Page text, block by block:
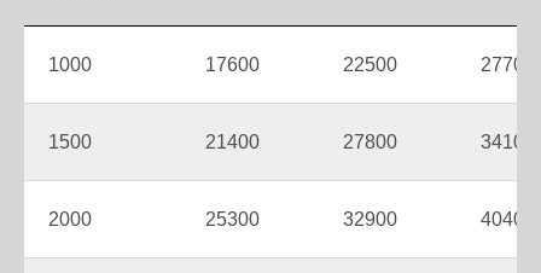
1000 17600 22500 27700
1500 21400 27800 34100
2000 25300 32900 40400